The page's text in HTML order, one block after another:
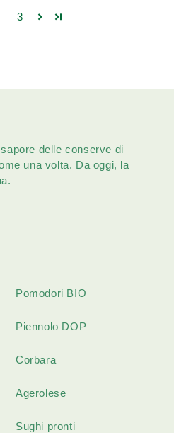
3
delle conserve di
una volta. Da oggi, la
Pomodori BIO
Piennolo DOP
Corbara
Agerolese
Sughi pronti